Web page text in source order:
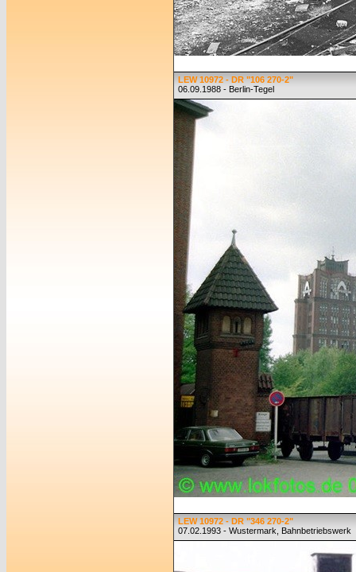
LEW 10972 - DR "106 270-2"
06.09.1988 - Berlin-Tegel
LEW 10972 - DR "346 270-2"
07.02.1993 - Wustermark, Bahnbetriebswerk